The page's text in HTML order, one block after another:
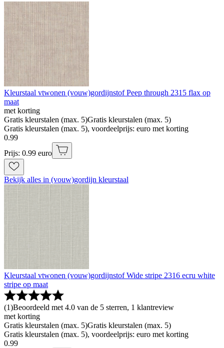
Kleurstaal vtwonen (vouw)gordijnstof Peep through 2315 flax op
maat
met korting
Gratis kleurstalen (max. 5)Gratis kleurstalen (max. 5)
Gratis kleurstalen (max. 5), voordeelprijs: euro met korting
0.99
Prijs: 0.99 euro
Bekijk alles in (vouw)gordijn kleurstaal
Kleurstaal vtwonen (vouw)gordijnstof Wide stripe 2316 ecru white
stripe op maat
(1)Beoordeeld met 4.0 van de 5 sterren, 1 klantreview
met korting
Gratis kleurstalen (max. 5)Gratis kleurstalen (max. 5)
Gratis kleurstalen (max. 5), voordeelprijs: euro met korting
0.99